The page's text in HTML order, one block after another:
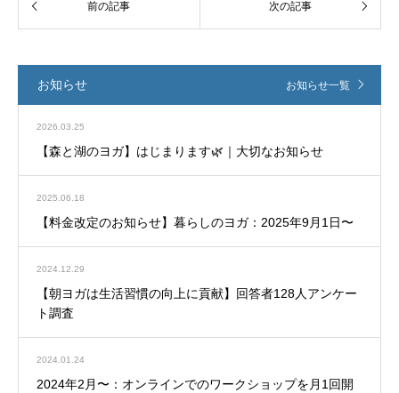
お知らせ お知らせ一覧
2026.03.25
【森と湖のヨガ】はじまります🌿｜大切なお知らせ
2025.06.18
【料金改定のお知らせ】暮らしのヨガ：2025年9月1日〜
2024.12.29
【朝ヨガは生活習慣の向上に貢献】回答者128人アンケー
ト調査
2024.01.24
2024年2月〜：オンラインでのワークショップを月1回開